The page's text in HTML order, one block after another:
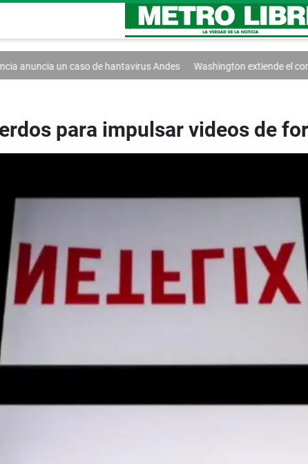
de hantavirus Andes Washington extiende el control de las redes
para impulsar videos de